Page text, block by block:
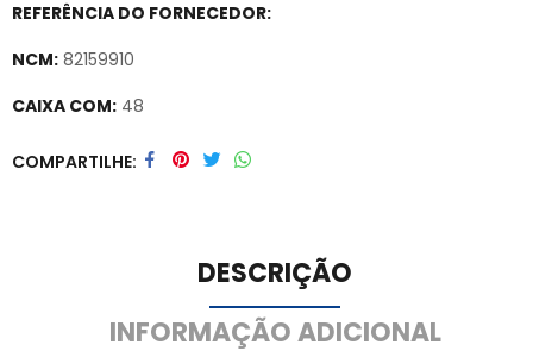
REFERÊNCIA DO FORNECEDOR:
NCM: 82159910
CAIXA COM: 48
Secure crypto portfolio manager for desktops and mobile –
COMPARTILHE
DESCRIÇÃO
INFORMAÇÃO ADICIONAL